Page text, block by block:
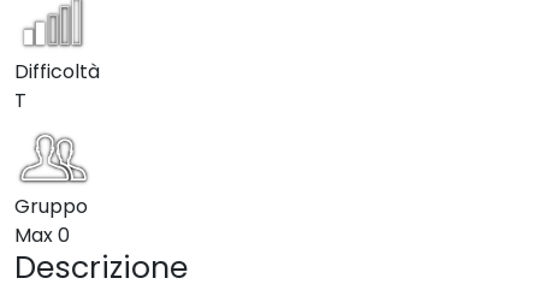
Difficoltà
T
Gruppo
Max0
Descrizione